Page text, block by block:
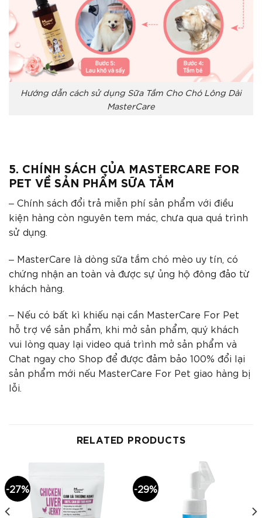
Hướng dẫn cách sử dụng Sữa Tắm Cho Chó Lông Dài
MasterCare
5. CHÍNH SÁCH CỦA MASTERCARE FOR
PET VỀ SẢN PHẨM SỮA TẮM
– Chính sách đổi trả miễn phí sản phẩm với điều
kiện hàng còn nguyên tem mác, chưa qua quá trình
sử dụng.
– MasterCare là dòng sữa tắm chó mèo uy tín, có
chứng nhận an toàn và được sự ủng hộ đông đảo từ
khách hàng.
– Nếu có bất kì khiếu nại cần MasterCare For Pet
hỗ trợ về sản phẩm, khi mở sản phẩm, quý khách
vui lòng quay lại video quá trình mở sản phẩm và
Chat ngay cho Shop để được đảm bảo 100% đổi lại
sản phẩm mới nếu MasterCare For Pet giao hàng bị
lỗi.
RELATED PRODUCTS
-27% -29%